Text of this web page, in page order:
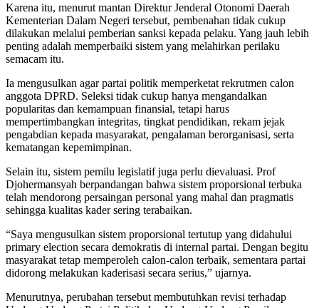
Karena itu, menurut mantan Direktur Jenderal Otonomi Daerah
Kementerian Dalam Negeri tersebut, pembenahan tidak cukup
dilakukan melalui pemberian sanksi kepada pelaku. Yang jauh lebih
penting adalah memperbaiki sistem yang melahirkan perilaku
semacam itu.
Ia mengusulkan agar partai politik memperketat rekrutmen calon
anggota DPRD. Seleksi tidak cukup hanya mengandalkan
popularitas dan kemampuan finansial, tetapi harus
mempertimbangkan integritas, tingkat pendidikan, rekam jejak
pengabdian kepada masyarakat, pengalaman berorganisasi, serta
kematangan kepemimpinan.
Selain itu, sistem pemilu legislatif juga perlu dievaluasi. Prof
Djohermansyah berpandangan bahwa sistem proporsional terbuka
telah mendorong persaingan personal yang mahal dan pragmatis
sehingga kualitas kader sering terabaikan.
“Saya mengusulkan sistem proporsional tertutup yang didahului
primary election secara demokratis di internal partai. Dengan begitu
masyarakat tetap memperoleh calon-calon terbaik, sementara partai
didorong melakukan kaderisasi secara serius,” ujarnya.
Menurutnya, perubahan tersebut membutuhkan revisi terhadap